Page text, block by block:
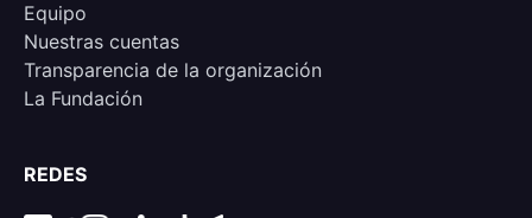
Equipo
Nuestras cuentas
Transparencia de la organización
La Fundación
REDES